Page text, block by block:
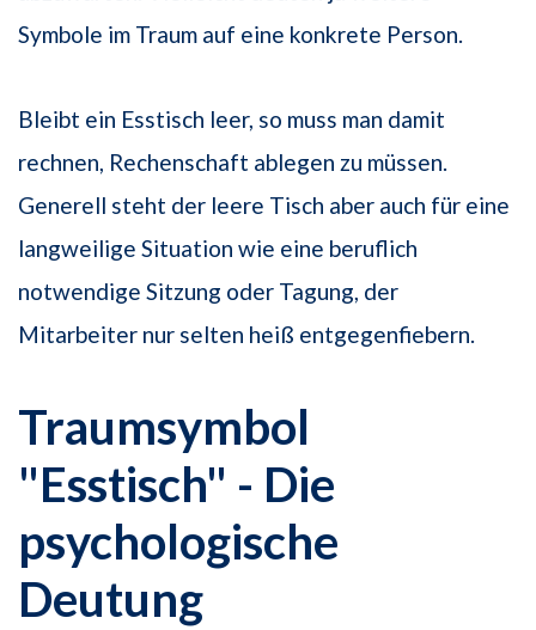
Symbole im Traum auf eine konkrete Person.
Bleibt ein Esstisch leer, so muss man damit
rechnen, Rechenschaft ablegen zu müssen.
Generell steht der leere Tisch aber auch für eine
langweilige Situation wie eine beruflich
notwendige Sitzung oder Tagung, der
Mitarbeiter nur selten heiß entgegenfiebern.
Traumsymbol
"Esstisch" - Die
psychologische
Deutung